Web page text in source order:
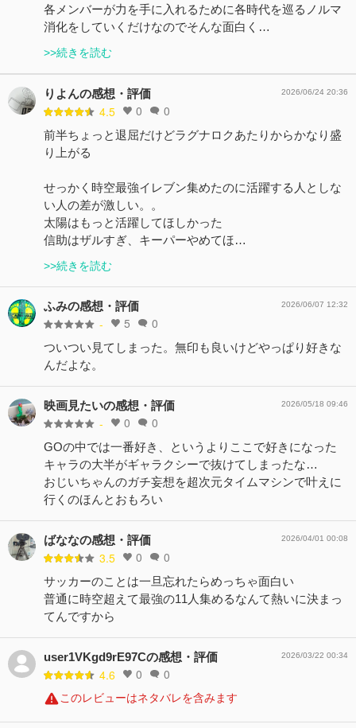
各メンバーが力を手に入れるために各時代を巡るノルマ
消化をしていくだけなのでそんな面白く…
>>続きを読む
りよんの感想・評価
4.5 0 0
2026/06/24 20:36
前半ちょっと退屈だけどラグナロクあたりからかなり盛
り上がる
せっかく時空最強イレブン集めたのに活躍する人としな
い人の差が激しい。。
太陽はもっと活躍してほしかった
信助はザルすぎ、キーパーやめてほ…
>>続きを読む
ふみの感想・評価
- 5 0
2026/06/07 12:32
ついつい見てしまった。無印も良いけどやっぱり好きな
んだよな。
映画見たいの感想・評価
- 0 0
2026/05/18 09:46
GOの中では一番好き、というよりここで好きになった
キャラの大半がギャラクシーで抜けてしまったな…
おじいちゃんのガチ妄想を超次元タイムマシンで叶えに
行くのほんとおもろい
ばななの感想・評価
3.5 0 0
2026/04/01 00:08
サッカーのことは一旦忘れたらめっちゃ面白い
普通に時空超えて最強の11人集めるなんて熱いに決まっ
てんですから
user1VKgd9rE97Cの感想・評価
4.6 0 0
2026/03/22 00:34
このレビューはネタバレを含みます